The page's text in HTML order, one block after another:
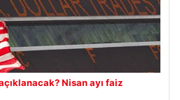
Nisan ayı faiz